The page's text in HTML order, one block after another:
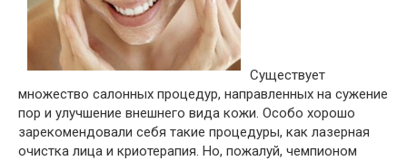
Существует
множество салонных процедур, направленных на сужение
пор и улучшение внешнего вида кожи. Особо хорошо
зарекомендовали себя такие процедуры, как лазерная
очистка лица и криотерапия. Но, пожалуй, чемпионом